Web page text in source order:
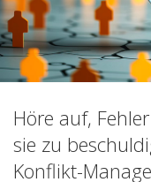
Höre auf,
sie zu
Konflikt-